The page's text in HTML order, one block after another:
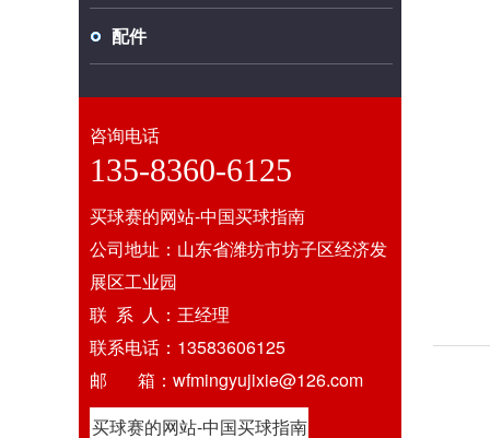
配件
咨询电话
135-8360-6125
买球赛的网站-中国买球指南
公司地址：山东省潍坊市坊子区经济发
展区工业园
联 系 人：王经理
联系电话：13583606125
邮 箱：wfmingyujixie@126.com
买球赛的网站-中国买球指南